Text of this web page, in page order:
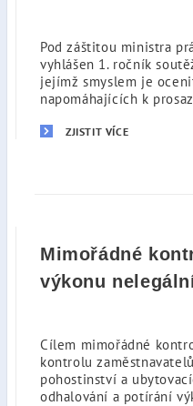
Pod záštitou ministra
vyhlášen 1. ročník
jejímž smyslem je
napomáhajících k
ZJISTIT VÍCE
Mimořádné
výkonu
Cílem mimořádné
kontrolu
pohostinství a
odhalování a potírání